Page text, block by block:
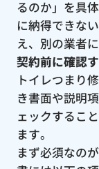
るのか」を具
に納得できな
え、別の業者
契約前に確認
トイレつまり
き書面や説明
ェックするこ
ます。
まず必須なの